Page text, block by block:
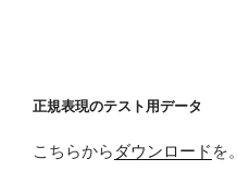
正規表現のテスト用データ
こちらから ダウンロード を。